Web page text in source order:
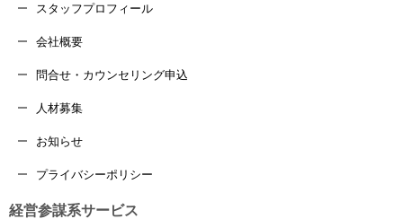
スタッフプロフィール
会社概要
問合せ・カウンセリング申込
人材募集
お知らせ
プライバシーポリシー
経営参謀系サービス